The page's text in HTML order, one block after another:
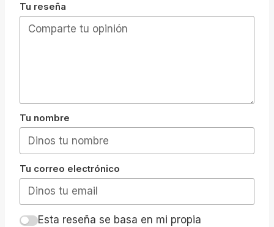
Tu reseña
Tu nombre
Tu correo electrónico
Esta reseña se basa en mi propia